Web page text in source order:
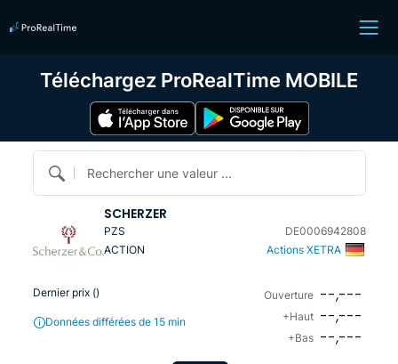
Rechercher une valeur ...
SCHERZER
PZS
DE0006942808
ACTION
Actions XETRA
Dernier prix ()
Données différées de 15 min
Ouverture --,---
+Haut --,---
+Bas --,---
Téléchargez ProRealTime MOBILE